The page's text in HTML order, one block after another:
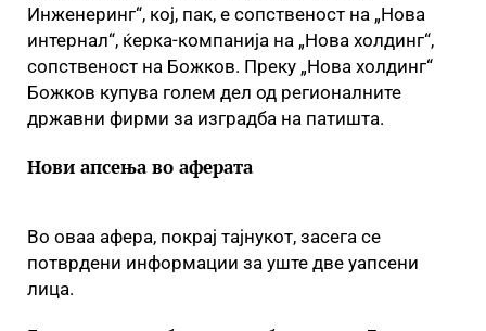
Инженеринг“, кој, пак, е сопственост на „Нова
интернал“, ќерка-компанија на „Нова холдинг“,
сопственост на Божков. Преку „Нова холдинг“
Божков купува голем дел од регионалните
државни фирми за изградба на патишта.
Нови апсења во аферата
Во оваа афера, покрај тајнукот, засега се
потврдени информации за уште две уапсени
лица.